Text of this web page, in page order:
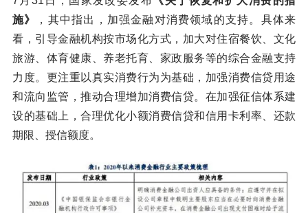
施》
，其中指出，加强金融对消费领域的支持。具体来
看，引导金融机构按市场化方式，加大对住宿餐饮、文化
旅游、体育健康、养老托育、家政服务等的综合金融支持
力度。更注重以真实消费行为为基础，加强消费信贷用途
和流向监管，推动合理增加消费信贷。在加强征信体系建
设的基础上，合理优化小额消费信贷和信用卡利率、还款
期限、授信额度。